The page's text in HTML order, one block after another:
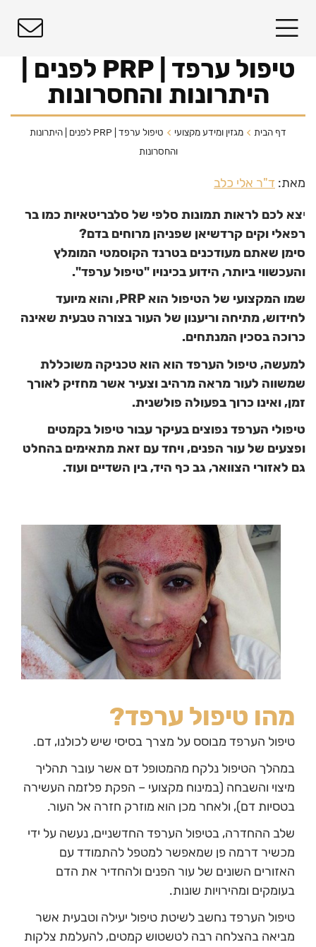
טיפול ערפד | PRP לפנים |
היתרונות והחסרונות
דף הבית מגזין ומידע מקצועי
טיפול ערפד | PRP לפנים | היתרונות
והחסרונות
מאת: ד"ר אלי כלב
יצא לכם לראות תמונות סלפי של סלבריטאיות כמו בר
רפאלי וקים קרדשיאן שפניהן מרוחים בדם?
סימן שאתם מעודכנים בטרנד הקוסמטי המומלץ
והעכשווי ביותר, הידוע בכינויו "טיפול ערפד".
שמו המקצועי של הטיפול הוא PRP, והוא מיועד
לחידוש, מתיחה וריענון של העור בצורה טבעית שאינה
כרוכה בסכין המנתחים.
למעשה, טיפול הערפד הוא הוא טכניקה משוכללת
שמשווה לעור מראה מרהיב וצעיר אשר מחזיק לאורך
זמן, ואינו כרוך בפעולה פולשנית.
טיפולי הערפד נפוצים בעיקר עבור טיפול בקמטים
ופצעים של עור הפנים, ויחד עם זאת מתאימים בהחלט
גם לאזורי הצוואר, גב כף היד, בין השדיים ועוד.
מהו טיפול ערפד?
טיפול הערפד מבוסס על מצרך בסיסי שיש לכולנו, דם.
במהלך הטיפול נלקח מהמטופל דם אשר עובר תהליך
מיצוי והשבחה (במינוח מקצועי – הפקת פלזמה העשירה
בטסיות דם), ולאחר מכן הוא מוזרק חזרה אל העור.
שלב ההחדרה, בטיפול הערפד החדשניים, נעשה על ידי
מכשיר דרמה פן שמאפשר למטפל להתמודד עם
האזורים השונים של עור הפנים ולהחדיר את הדם
בעומקים ומהירויות שונות.
טיפול הערפד נחשב לשיטת טיפול יעילה וטבעית אשר
מביאה בהצלחה רבה לטשטוש קמטים, להעלמת צלקות